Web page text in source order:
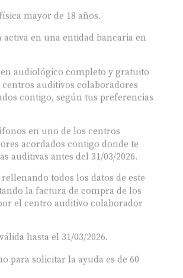
mayor de 18 años.
activa en una entidad bancaria en
audiológico completo y gratuito
auditivos colaboradores
contigo, según tus preferencias
en uno de los centros
acordados contigo donde te
auditivas antes del 31/03/2026.
todos los datos de este
la factura de compra de los
el centro auditivo colaborador
hasta el 31/03/2026.
para solicitar la ayuda es de 60